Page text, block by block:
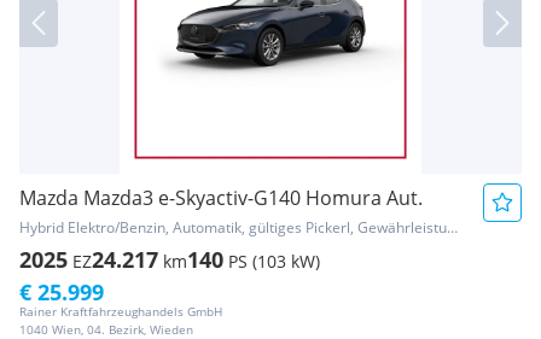
Mazda Mazda3 e-Skyactiv-G140 Homura Aut.
Hybrid Elektro/Benzin, Automatik, gültiges Pickerl, Gewährleistung
2025 EZ24.217 km140 PS (103 kW)
Rainer Kraftfahrzeughandels GmbH
1040 Wien, 04. Bezirk, Wieden
€ 25.999